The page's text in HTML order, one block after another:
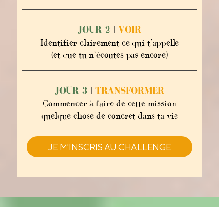
JOUR 2
VOIR
Identifier clairement ce qui t’appelle
(et que tu n’écoutes pas encore)
JOUR 3
TRANSFORMER
Commencer à faire de cette mission
quelque chose de concret dans ta vie
JE M'INSCRIS AU CHALLENGE